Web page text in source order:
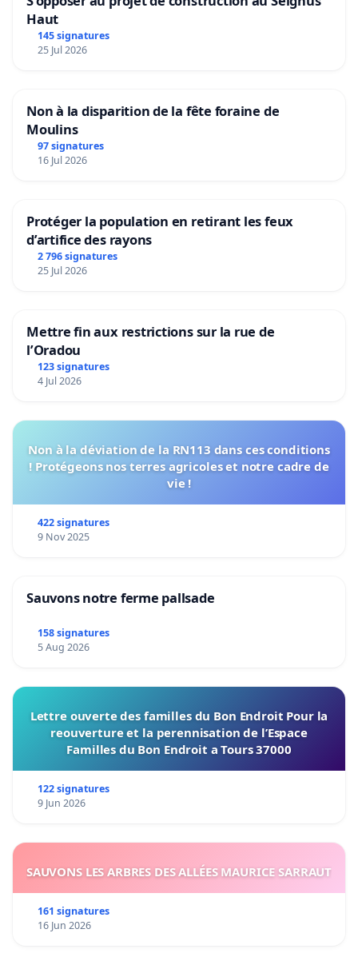
Haut
145 signatures
25 Jul 2026
Non à la disparition de la fête foraine de
Moulins
97 signatures
16 Jul 2026
Protéger la population en retirant les feux
d’artifice des rayons
2 796 signatures
25 Jul 2026
Mettre fin aux restrictions sur la rue de
l’Oradou
123 signatures
4 Jul 2026
Non à la déviation de la RN113 dans ces conditions
! Protégeons nos terres agricoles et notre cadre de
vie !
422 signatures
9 Nov 2025
Sauvons notre ferme pallsade
158 signatures
5 Aug 2026
Lettre ouverte des familles du Bon Endroit Pour la
reouverture et la perennisation de l’Espace
Familles du Bon Endroit a Tours 37000
122 signatures
9 Jun 2026
SAUVONS LES ARBRES DES ALLÉES MAURICE SARRAUT
161 signatures
16 Jun 2026